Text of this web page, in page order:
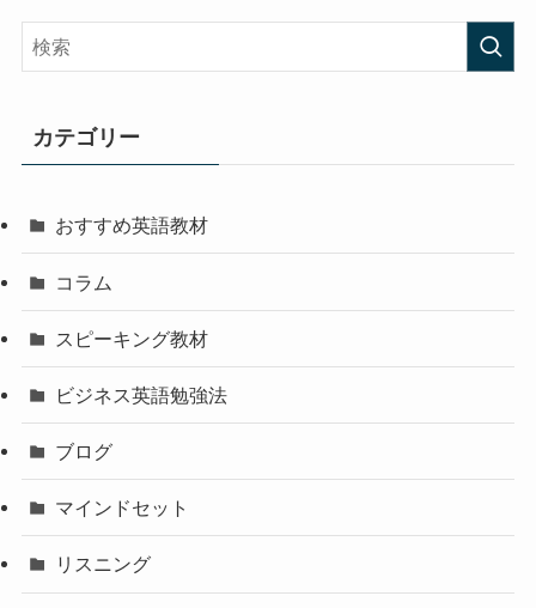
カテゴリー
おすすめ英語教材
コラム
スピーキング教材
ビジネス英語勉強法
ブログ
マインドセット
リスニング